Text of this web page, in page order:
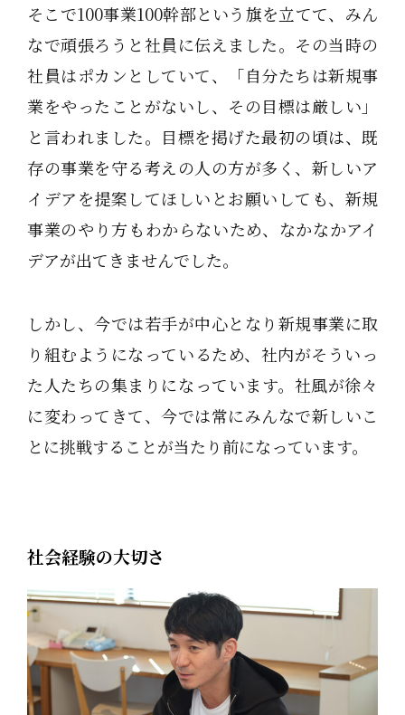
そこで100事業100幹部という旗を立てて、みん
なで頑張ろうと社員に伝えました。その当時の
社員はポカンとしていて、「自分たちは新規事
業をやったことがないし、その目標は厳しい」
と言われました。目標を掲げた最初の頃は、既
存の事業を守る考えの人の方が多く、新しいア
イデアを提案してほしいとお願いしても、新規
事業のやり方もわからないため、なかなかアイ
デアが出てきませんでした。
しかし、今では若手が中心となり新規事業に取
り組むようになっているため、社内がそういっ
た人たちの集まりになっています。社風が徐々
に変わってきて、今では常にみんなで新しいこ
とに挑戦することが当たり前になっています。
社会経験の大切さ